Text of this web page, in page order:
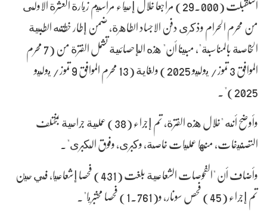
من محرم الحرام وذكرى دفن الاجساد الطاهرة، ضمن إطار خطته الطبية
الخاصة بالمناسبة"، مبينا أن" هذه الإحصائية تشمل الفترة من (7 محرم
الموافق 3 تموز/ يوليو 2025) ولغاية (13 محرم الموافق 9 تموز/ يوليو
2025)".
وأوضح أنه "خلال هذه الفترة، تم إجراء (38) عملية جراحية بمختلف
التصنيفات، منها عمليات خاصة، وكبرى، وفوق الكبرى".
وأضاف أن "الفحوصات الشعاعية بلغت (431) فحصا إشعاعيا، في حين
تم إجراء (45) فحص سونار، و(1.761) فحصا مختبريا".